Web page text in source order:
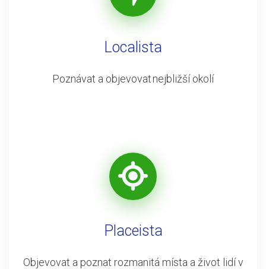
Localista
Poznávat a objevovat nejbližší okolí
Placeista
Objevovat a poznat rozmanitá místa a život lidí v